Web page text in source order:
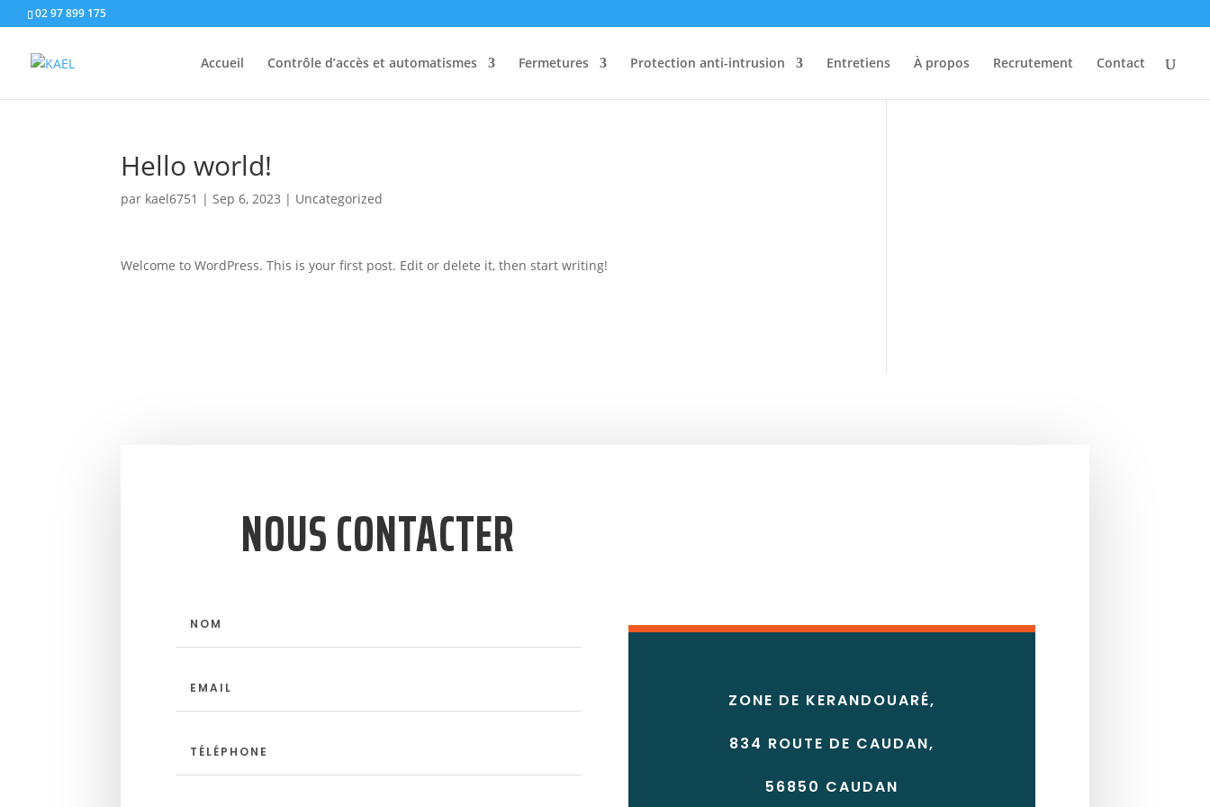
02 97 899 175
Accueil Contrôle d’accès et automatismes Fermetures Protection anti-intrusion Entretiens À propos Recrutement Contact
Hello world!
par kael6751 |Sep 6, 2023 | Uncategorized
Welcome to WordPress. This is your first post. Edit or delete it, then start writing!
NOUS CONTACTER
ZONE DE KERANDOUARÉ,
834 ROUTE DE CAUDAN,
56850 CAUDAN